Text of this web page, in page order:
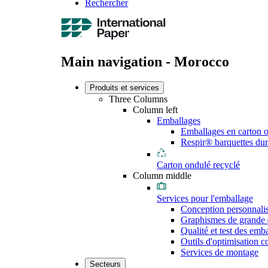
Rechercher
Main navigation - Morocco
Produits et services
Three Columns
Column left
Emballages
Emballages en carton
Respir® barquettes
Carton ondulé recyclé
Column middle
Services pour l'emballage
Conception
Graphismes de grande
Qualité et test des
Outils d'optimisation
Services de montage
Secteurs